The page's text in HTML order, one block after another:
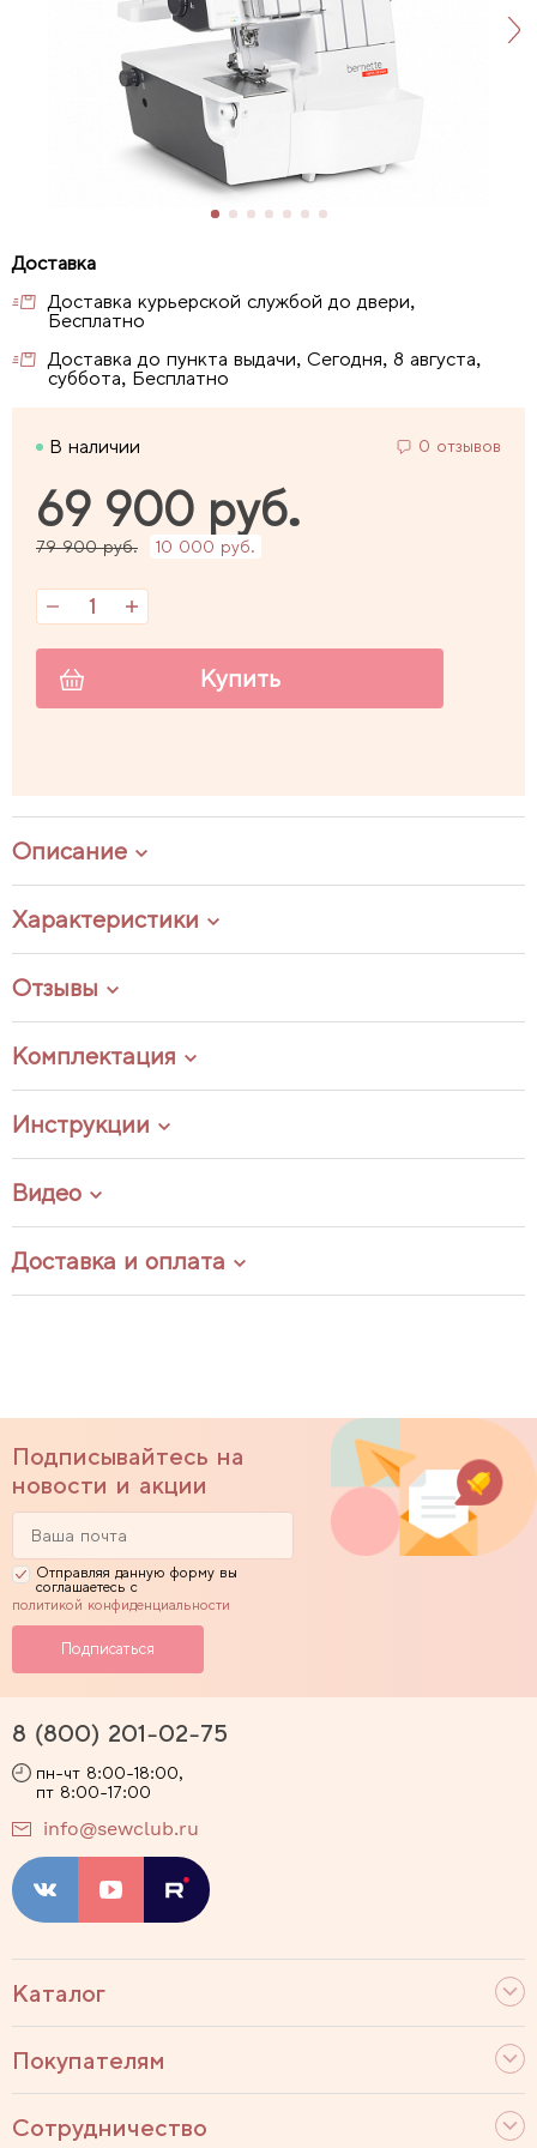
Доставка курьерской службой до двери,
Бесплатно
Доставка до пункта выдачи, Сегодня, 8 августа,
суббота, Бесплатно
В наличии 0 отзывов
69 900 руб.
79 900 руб. 10 000 руб.
Купить
Описание
Характеристики
Отзывы
Комплектация
Инструкции
Видео
Доставка и оплата
Подписывайтесь на
новости и акции
Отправляя данную форму вы
соглашаетесь с
политикой конфиденциальности
Каталог
Покупателям
Сотрудничество
8 (800) 201-02-75
пн-чт 8:00-18:00,
пт 8:00-17:00
info@sewclub.ru